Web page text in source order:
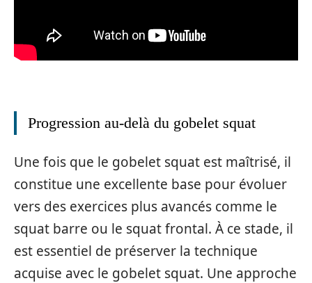
Progression au-delà du gobelet squat
Une fois que le gobelet squat est maîtrisé, il
constitue une excellente base pour évoluer
vers des exercices plus avancés comme le
squat barre ou le squat frontal. À ce stade, il
est essentiel de préserver la technique
acquise avec le gobelet squat. Une approche